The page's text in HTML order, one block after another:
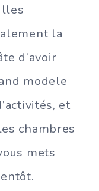
la
d’avoir
modele
et
chambres
mets